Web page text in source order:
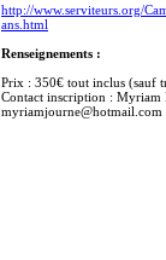
http://www.serviteurs.org/
ans.html
Renseignements :
Prix : 350€ tout inclus (sauf
Contact inscription : Myriam
myriamjourne@hotmail.com